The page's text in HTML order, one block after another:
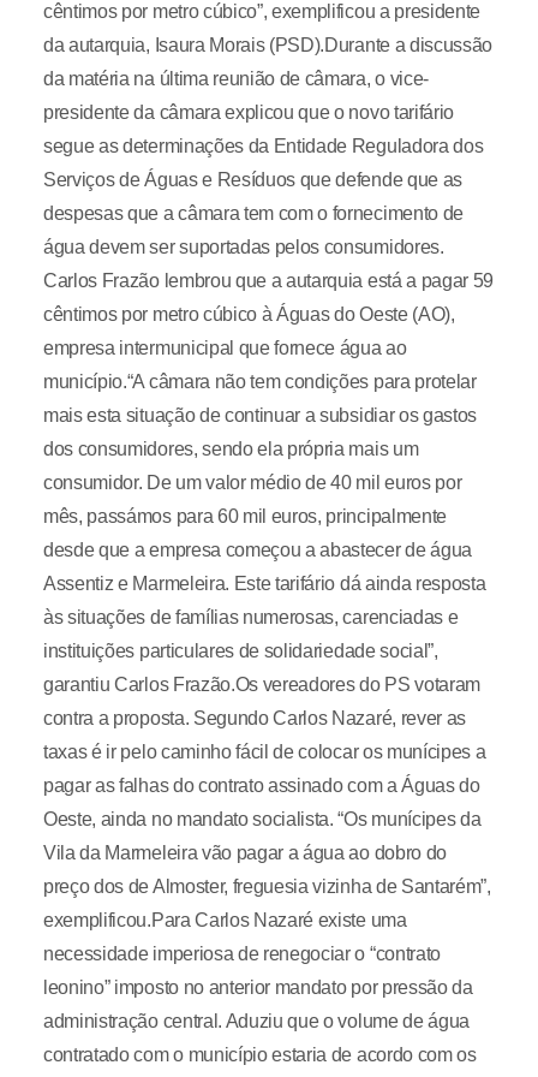
cêntimos por metro cúbico”, exemplificou a presidente
da autarquia, Isaura Morais (PSD).Durante a discussão
da matéria na última reunião de câmara, o vice-
presidente da câmara explicou que o novo tarifário
segue as determinações da Entidade Reguladora dos
Serviços de Águas e Resíduos que defende que as
despesas que a câmara tem com o fornecimento de
água devem ser suportadas pelos consumidores.
Carlos Frazão lembrou que a autarquia está a pagar 59
cêntimos por metro cúbico à Águas do Oeste (AO),
empresa intermunicipal que fornece água ao
município.“A câmara não tem condições para protelar
mais esta situação de continuar a subsidiar os gastos
dos consumidores, sendo ela própria mais um
consumidor. De um valor médio de 40 mil euros por
mês, passámos para 60 mil euros, principalmente
desde que a empresa começou a abastecer de água
Assentiz e Marmeleira. Este tarifário dá ainda resposta
às situações de famílias numerosas, carenciadas e
instituições particulares de solidariedade social”,
garantiu Carlos Frazão.Os vereadores do PS votaram
contra a proposta. Segundo Carlos Nazaré, rever as
taxas é ir pelo caminho fácil de colocar os munícipes a
pagar as falhas do contrato assinado com a Águas do
Oeste, ainda no mandato socialista. “Os munícipes da
Vila da Marmeleira vão pagar a água ao dobro do
preço dos de Almoster, freguesia vizinha de Santarém”,
exemplificou.Para Carlos Nazaré existe uma
necessidade imperiosa de renegociar o “contrato
leonino” imposto no anterior mandato por pressão da
administração central. Aduziu que o volume de água
contratado com o município estaria de acordo com os